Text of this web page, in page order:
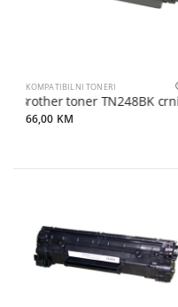
KOMPATIBILNI TONERI
Brother toner TN248BK
66,00 KM